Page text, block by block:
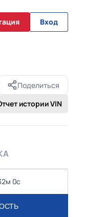
Вход
Поделиться
истории VIN
0с